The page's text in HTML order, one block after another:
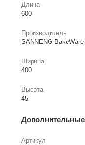
Длина
600
Производитель
SANNENG
Ширина
400
Высота
45
Дополнительные
Артикул